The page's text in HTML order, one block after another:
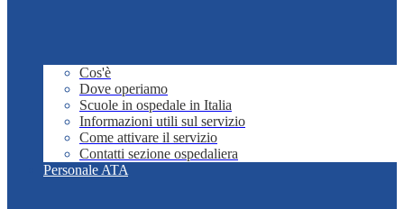
Cos'è
Dove operiamo
Scuole in ospedale in Italia
Informazioni utili sul servizio
Come attivare il servizio
Contatti sezione ospedaliera
Personale ATA